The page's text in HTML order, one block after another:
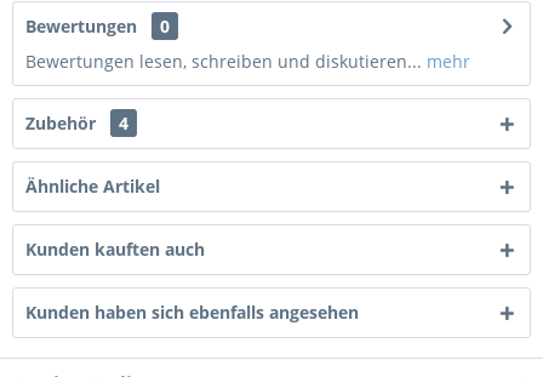
Bewertungen
0
Bewertungen lesen, schreiben und diskutieren... mehr
Zubehör 4
Ähnliche Artikel
Kunden kauften auch
Kunden haben sich ebenfalls angesehen